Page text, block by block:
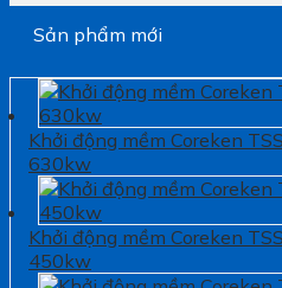
Sản phẩm mới
Khởi động mềm Coreken
630kw
Khởi động mềm Coreken
450kw